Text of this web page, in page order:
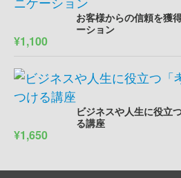
お客様からの信頼を獲
ーション
¥1,100
ビジネスや人生に役立
る講座
¥1,650